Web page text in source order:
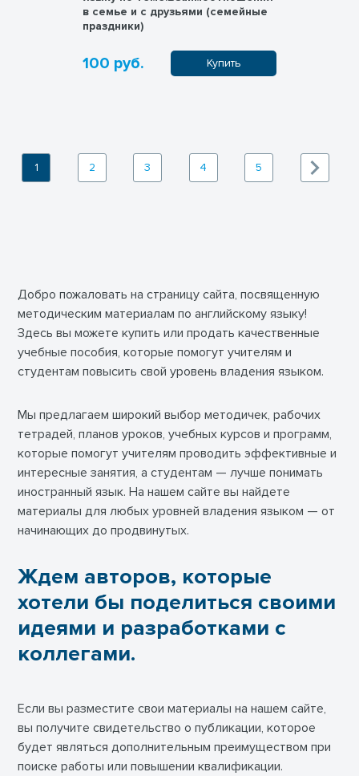
в семье и с друзьями (семейные
праздники)
100 руб. Купить
1 2 3 4 5
Добро пожаловать на страницу сайта, посвященную
методическим материалам по английскому языку!
Здесь вы можете купить или продать качественные
учебные пособия, которые помогут учителям и
студентам повысить свой уровень владения языком.
Мы предлагаем широкий выбор методичек, рабочих
тетрадей, планов уроков, учебных курсов и программ,
которые помогут учителям проводить эффективные и
интересные занятия, а студентам — лучше понимать
иностранный язык. На нашем сайте вы найдете
материалы для любых уровней владения языком — от
начинающих до продвинутых.
Ждем авторов, которые
хотели бы поделиться своими
идеями и разработками с
коллегами.
Если вы разместите свои материалы на нашем сайте,
вы получите свидетельство о публикации, которое
будет являться дополнительным преимуществом при
поиске работы или повышении квалификации.